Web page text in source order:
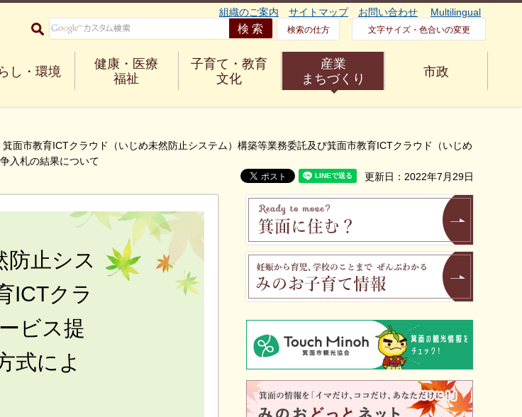
組織のご案内 サイトマップ お問い合わせ Multilingual
検索の仕方 文字サイズ・色合いの変更
し・環境
健康・医療
福祉
子育て・教育
文化
産業
まちづくり
市政
箕面市教育ICTクラウド（いじめ未然防止システム）構築等業務委託及び箕面市教育ICTクラウド（いじめ
入札の結果について
更新日：2022年7月29日
防止シス
ICTクラ
ビス提
式によ